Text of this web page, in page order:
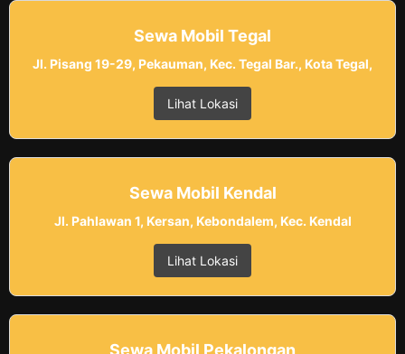
Sewa Mobil Tegal
Jl. Pisang 19-29, Pekauman, Kec. Tegal Bar., Kota Tegal,
Lihat Lokasi
Sewa Mobil Kendal
Jl. Pahlawan 1, Kersan, Kebondalem, Kec. Kendal
Lihat Lokasi
Sewa Mobil Pekalongan